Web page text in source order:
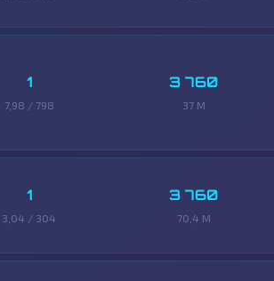
1
7,98 / 798
3 760
37 M
1
3,04 / 304
3 760
70,4 M